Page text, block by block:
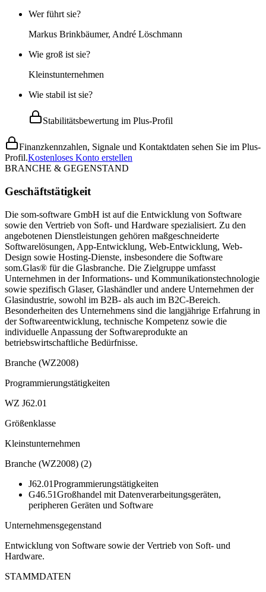
Wer führt sie?
Markus Brinkbäumer, André Löschmann
Wie groß ist sie?
Kleinstunternehmen
Wie stabil ist sie?
Stabilitätsbewertung im Plus-Profil
Finanzkennzahlen, Signale und Kontaktdaten sehen Sie im Plus-
Profil.Kostenloses Konto erstellen
BRANCHE & GEGENSTAND
Geschäftstätigkeit
Die som-software GmbH ist auf die Entwicklung von Software
sowie den Vertrieb von Soft- und Hardware spezialisiert. Zu den
angebotenen Dienstleistungen gehören maßgeschneiderte
Softwarelösungen, App-Entwicklung, Web-Entwicklung, Web-
Design sowie Hosting-Dienste, insbesondere die Software
som.Glas® für die Glasbranche. Die Zielgruppe umfasst
Unternehmen in der Informations- und Kommunikationstechnologie
sowie spezifisch Glaser, Glashändler und andere Unternehmen der
Glasindustrie, sowohl im B2B- als auch im B2C-Bereich.
Besonderheiten des Unternehmens sind die langjährige Erfahrung in
der Softwareentwicklung, technische Kompetenz sowie die
individuelle Anpassung der Softwareprodukte an
betriebswirtschaftliche Bedürfnisse.
Branche (WZ2008)
Programmierungstätigkeiten
WZ J62.01
Größenklasse
Kleinstunternehmen
Branche (WZ2008) (2)
J62.01Programmierungstätigkeiten
G46.51Großhandel mit Datenverarbeitungsgeräten,
peripheren Geräten und Software
Unternehmensgegenstand
Entwicklung von Software sowie der Vertrieb von Soft- und
Hardware.
STAMMDATEN